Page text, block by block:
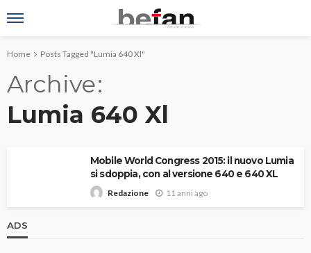
Home Posts Tagged "Lumia 640 Xl"
Archive
Lumia 640 Xl
Mobile World Congress 2015: il nuovo Lumia
si sdoppia, con al versione 640 e 640 XL
Redazione 11 anni ago
ADS